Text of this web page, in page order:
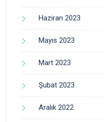
Haziran 2023
Mayıs 2023
Mart 2023
Şubat 2023
Aralık 2022